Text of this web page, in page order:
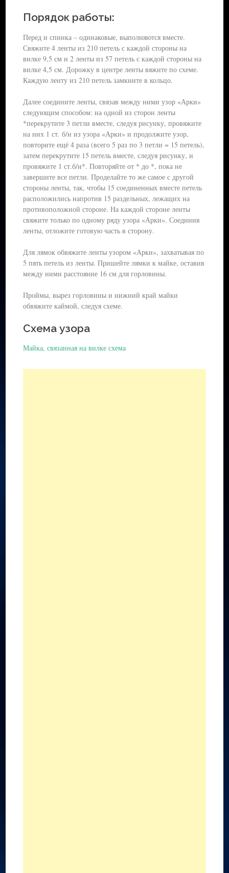
Порядок работы:
Перед и спинка – одинаковые, выполняются вместе.
Свяжите 4 ленты из 210 петель с каждой стороны на
вилке 9,5 см и 2 ленты из 57 петель с каждой стороны на
вилке 4,5 см. Дорожку в центре ленты вяжите по схеме.
Каждую ленту из 210 петель замкните в кольцо.
Далее соедините ленты, связав между ними узор «Арки»
следующим способом: на одной из сторон ленты
*перекрутите 3 петли вместе, следуя рисунку, провяжите
на них 1 ст. б/н из узора «Арки» и продолжите узор,
повторите ещё 4 раза (всего 5 раз по 3 петли = 15 петель),
затем перекрутите 15 петель вместе, следуя рисунку, и
провяжите 1 ст.б/н*. Повторяйте от * до *, пока не
завершите все петли. Проделайте то же самое с другой
стороны ленты, так, чтобы 15 соединенных вместе петель
расположились напротив 15 раздельных, лежащих на
противоположной стороне. На каждой стороне ленты
свяжите только по одному ряду узора «Арки». Соединив
ленты, отложите готовую часть в сторону.
Для лямок обвяжите ленты узором «Арки», захватывая по
5 пять петель из ленты. Пришейте лямки к майке, оставив
между ними расстояние 16 см для горловины.
Проймы, вырез горловины и нижний край майки
обвяжите каймой, следуя схеме.
Схема узора
Майка, связанная на вилке схема